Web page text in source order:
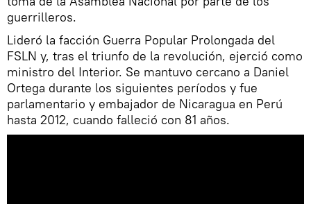
guerrilleros.
Lideró la facción Guerra Popular Prolongada del
FSLN y, tras el triunfo de la revolución, ejerció como
ministro del Interior. Se mantuvo cercano a Daniel
Ortega durante los siguientes períodos y fue
parlamentario y embajador de Nicaragua en Perú
hasta 2012, cuando falleció con 81 años.